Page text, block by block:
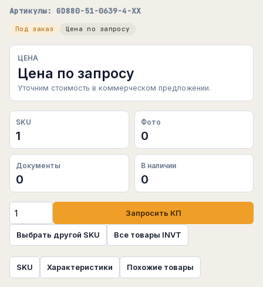
Артикулы: GD880-51-0639-4-XX
Под заказ Цена по запросу
ЦЕНА
Цена по запросу
Уточним стоимость в коммерческом предложении.
SKU
1
Фото
0
Документы
0
В наличии
0
Запросить КП
Выбрать другой SKU Все товары INVT
SKU Характеристики Похожие товары